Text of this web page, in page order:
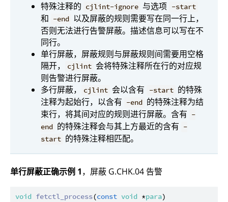
特殊注释的 cjlint-ignore 与选项 -start
和 -end 以及屏蔽的规则需要写在同一行上，
否则无法进行告警屏蔽。描述信息可以写在不
同行。
单行屏蔽，屏蔽规则与屏蔽规则间需要用空格
隔开，
cjlint 会将特殊注释所在行的对应规
则告警进行屏蔽。
多行屏蔽，
cjlint 会以含有 -start 的特殊
注释为起始行，以含有 -end 的特殊注释为结
束行，将其间对应的规则进行屏蔽。含有 -
end 的特殊注释会与其上方最近的含有 -
start 的特殊注释相匹配。
单行屏蔽正确示例 1，屏蔽 G.CHK.04 告警
void fetctl_process(const void *para)